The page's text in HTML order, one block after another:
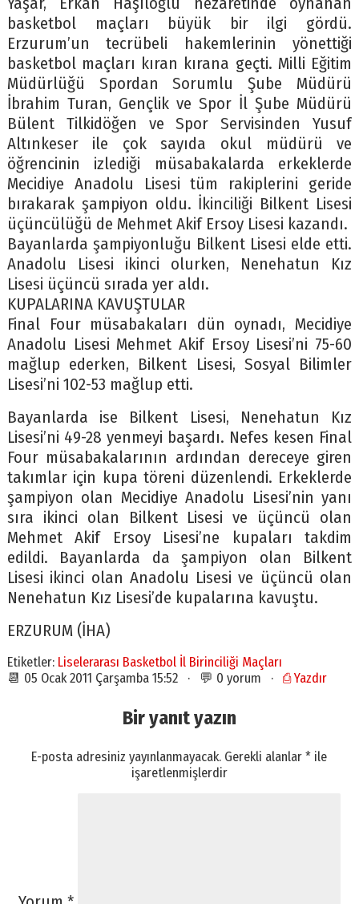
basketbol maçları büyük bir ilgi gördü.
Erzurum’un tecrübeli hakemlerinin yönettiği
basketbol maçları kıran kırana geçti. Milli Eğitim
Müdürlüğü Spordan Sorumlu Şube Müdürü
İbrahim Turan, Gençlik ve Spor İl Şube Müdürü
Bülent Tilkidöğen ve Spor Servisinden Yusuf
Altınkeser ile çok sayıda okul müdürü ve
öğrencinin izlediği müsabakalarda erkeklerde
Mecidiye Anadolu Lisesi tüm rakiplerini geride
bırakarak şampiyon oldu. İkinciliği Bilkent Lisesi
üçüncülüğü de Mehmet Akif Ersoy Lisesi kazandı.
Bayanlarda şampiyonluğu Bilkent Lisesi elde etti.
Anadolu Lisesi ikinci olurken, Nenehatun Kız
Lisesi üçüncü sırada yer aldı.
KUPALARINA KAVUŞTULAR
Final Four müsabakaları dün oynadı, Mecidiye
Anadolu Lisesi Mehmet Akif Ersoy Lisesi’ni 75-60
mağlup ederken, Bilkent Lisesi, Sosyal Bilimler
Lisesi’ni 102-53 mağlup etti.
Bayanlarda ise Bilkent Lisesi, Nenehatun Kız
Lisesi’ni 49-28 yenmeyi başardı. Nefes kesen Final
Four müsabakalarının ardından dereceye giren
takımlar için kupa töreni düzenlendi. Erkeklerde
şampiyon olan Mecidiye Anadolu Lisesi’nin yanı
sıra ikinci olan Bilkent Lisesi ve üçüncü olan
Mehmet Akif Ersoy Lisesi’ne kupaları takdim
edildi. Bayanlarda da şampiyon olan Bilkent
Lisesi ikinci olan Anadolu Lisesi ve üçüncü olan
Nenehatun Kız Lisesi’de kupalarına kavuştu.
ERZURUM (İHA)
Etiketler: Liselerarası Basketbol İl Birinciliği Maçları
📆 05 Ocak 2011 Çarşamba 15:52 · 💬 0 yorum · ⎙ Yazdır
Bir yanıt yazın
E-posta adresiniz yayınlanmayacak. Gerekli alanlar* ile
işaretlenmişlerdir